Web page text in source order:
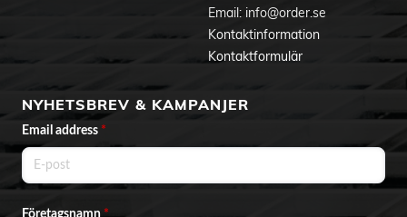
Email: info@order.se
Kontaktinformation
Kontaktformulär
NYHETSBREV & KAMPANJER
Email address *
Företagsnamn *